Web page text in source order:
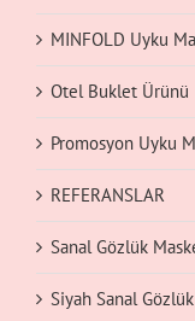
MINFOLD Uyku
Otel Buklet Ürünü
Promosyon Uyku
REFERANSLAR
Sanal Gözlük
Siyah Sanal